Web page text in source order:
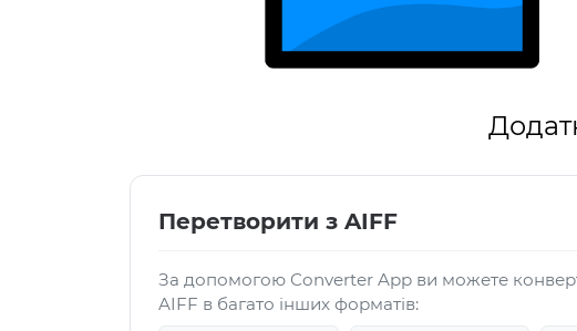
Перетворити з AIFF
За допомогою Converter App ви можете
AIFF в багато інших форматів: